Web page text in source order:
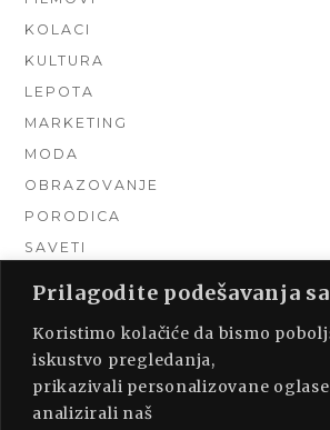
Prilagodite podešavanja
Koristimo kolačiće da bismo
iskustvo pregledanja,
prikazivali personalizovane
analizirali naš
KOLACI
KULTURA
LEPOTA
MARKETING
MODA
OBRAZOVANJE
PORODICA
SAVETI
TURIZAM
UNCATEGORIZED
URADI SAM
UREĐENJE DOMA